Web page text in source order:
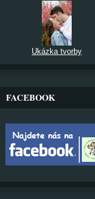
Ukázka tvorby
FACEBOOK